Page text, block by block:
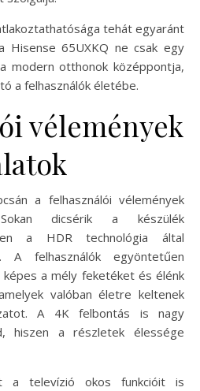
tehát egyaránt
Hisense 65UXKQ ne csak egy
modern otthonok középpontja,
a felhasználók életébe.
vélemények
a felhasználói vélemények
dicsérik a készülék
a HDR technológia által
A felhasználók egyöntetűen
a mély feketéket és élénk
valóban életre keltenek
A 4K felbontás is nagy
hiszen a részletek élessége
a televízió okos funkcióit is